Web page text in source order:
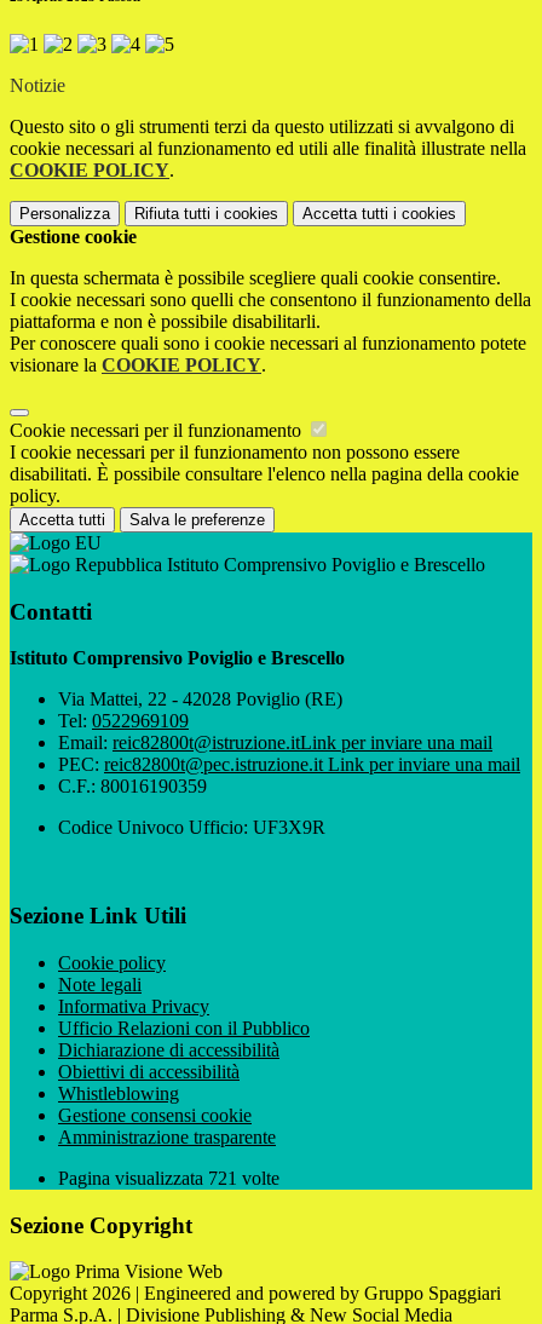
Notizie
Questo sito o gli strumenti terzi da questo utilizzati si avvalgono di
cookie necessari al funzionamento ed utili alle finalità illustrate nella
COOKIE POLICY.
Personalizza Rifiuta tutti i cookies Accetta tutti i cookies
Gestione cookie
In questa schermata è possibile scegliere quali cookie consentire.
I cookie necessari sono quelli che consentono il funzionamento della
piattaforma e non è possibile disabilitarli.
Per conoscere quali sono i cookie necessari al funzionamento potete
visionare la COOKIE POLICY.
Cookie necessari per il funzionamento
I cookie necessari per il funzionamento non possono essere
disabilitati. È possibile consultare l'elenco nella pagina della cookie
policy.
Accetta tutti Salva le preferenze
Istituto Comprensivo Poviglio e Brescello
Contatti
Istituto Comprensivo Poviglio e Brescello
Via Mattei, 22 - 42028 Poviglio (RE)
Tel: 0522969109
Email: reic82800t@istruzione.itLink per inviare una mail
PEC: reic82800t@pec.istruzione.itLink per inviare una mail
C.F.: 80016190359
Codice Univoco Ufficio: UF3X9R
Sezione Link Utili
Cookie policy
Note legali
Informativa Privacy
Ufficio Relazioni con il Pubblico
Dichiarazione di accessibilità
Obiettivi di accessibilità
Whistleblowing
Gestione consensi cookie
Amministrazione trasparente
Pagina visualizzata 721 volte
Sezione Copyright
Copyright 2026 | Engineered and powered by Gruppo Spaggiari
Parma S.p.A. | Divisione Publishing & New Social Media